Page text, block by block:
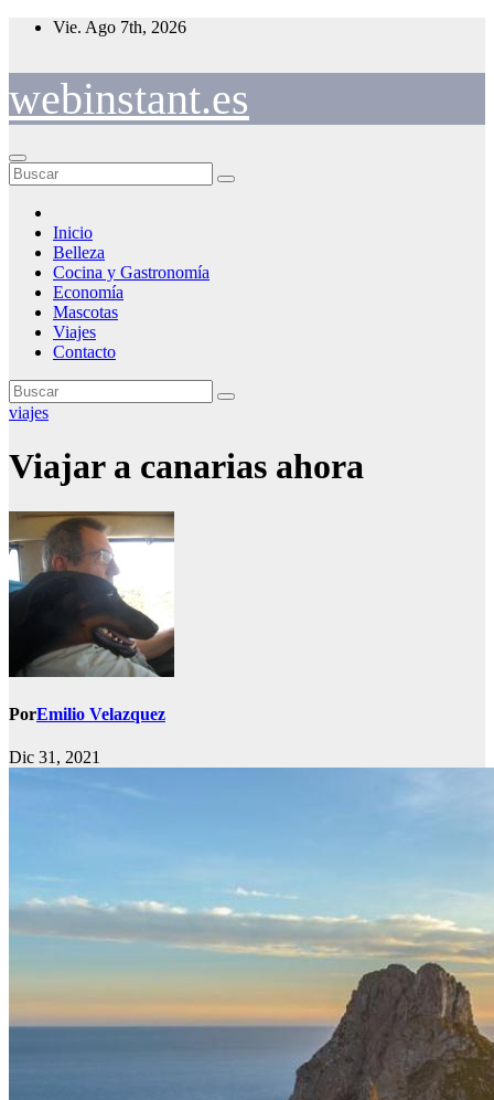
Saltar
Vie. Ago 7th, 2026
webinstant.es
Inicio
Belleza
Cocina y Gastronomía
Economía
Mascotas
Viajes
Contacto
viajes
Viajar a canarias ahora
PorEmilio Velazquez
Dic 31, 2021